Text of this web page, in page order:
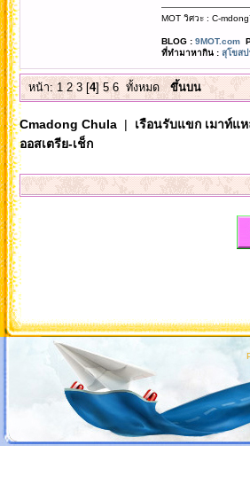
MOT วิศวะ : C-
BLOG : 9MOT.com
ที่ทำมาหากิน : สุโขสป
หน้า:1 2 3[4]5 6 ทั้งหมด ขึ้นบน
Cmadong Chula| เรือนรับแขก เมาท์แ
ออสเตรีย-เช็ก